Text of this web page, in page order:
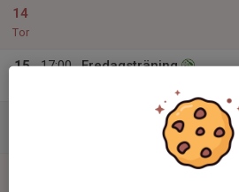
14
Tor
15
17:00
Fredagsträning